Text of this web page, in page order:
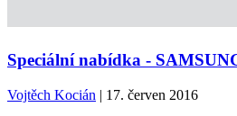
Speciální nabídka - SAMSUNG
Vojtěch Kocián| 17. červen 2016